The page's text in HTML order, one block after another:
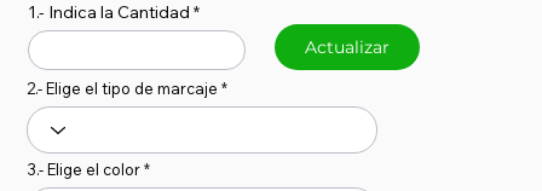
1.- Indica la Cantidad
Actualizar
2.- Elige el tipo de marcaje
3.- Elige el color